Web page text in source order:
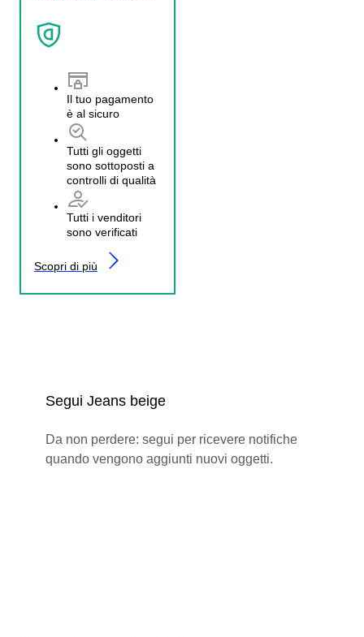
Il tuo pagamento
è al sicuro
Tutti gli oggetti
sono sottoposti a
controlli di qualità
Tutti i venditori
sono verificati
Scopri di più
Segui Jeans beige
Da non perdere: segui per ricevere notifiche
quando vengono aggiunti nuovi oggetti.